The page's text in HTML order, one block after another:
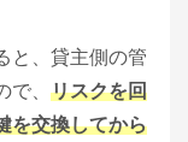
と、貸主側の管
、 リスクを回
を交換してから